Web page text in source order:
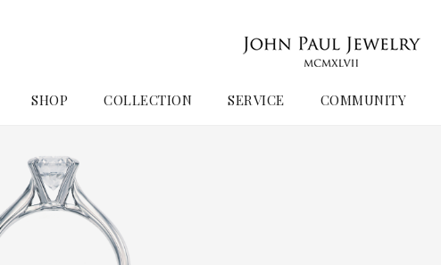
SHOP COLLECTION SERVICE COMMUNITY